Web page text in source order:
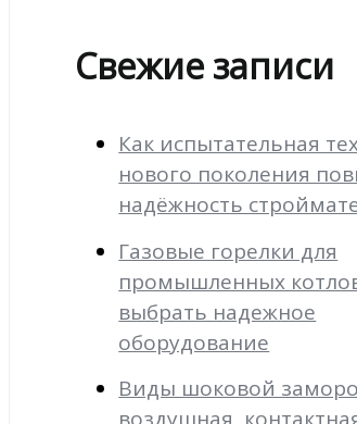
Свежие записи
Как испытательная
нового поколения
надёжность
Газовые горелки для
промышленных
выбрать надежное
оборудование
Виды шоковой